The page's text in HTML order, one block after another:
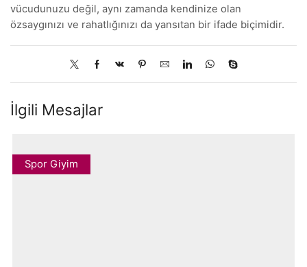
vücudunuzu değil, aynı zamanda kendinize olan
özsaygınızı ve rahatlığınızı da yansıtan bir ifade biçimidir.
İlgili Mesajlar
Spor Giyim